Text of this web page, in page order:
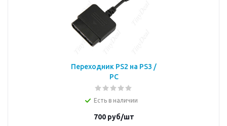
Переходник PS2 на PS3 /
PC
Есть в наличии
700руб/шт